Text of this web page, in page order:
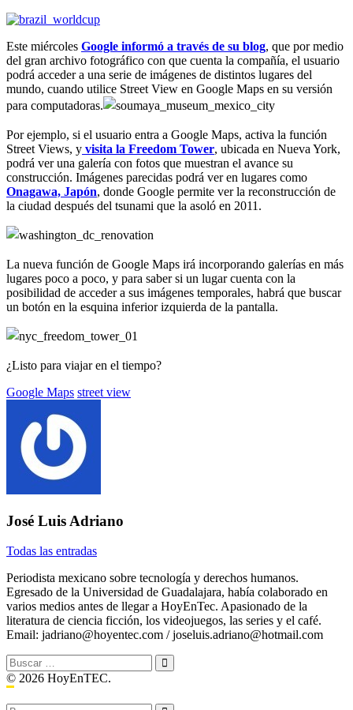
Este miércoles Google informó a través de su blog, que por medio
del gran archivo fotográfico con que cuenta la compañía, el usuario
podrá acceder a una serie de imágenes de distintos lugares del
mundo, cuando utilice Street View en Google Maps en su versión
para computadoras.
Por ejemplo, si el usuario entra a Google Maps, activa la función
Street Views, y visita la Freedom Tower, ubicada en Nueva York,
podrá ver una galería con fotos que muestran el avance su
construcción. Imágenes parecidas podrá ver en lugares como
Onagawa, Japón, donde Google permite ver la reconstrucción de
la ciudad después del tsunami que la asoló en 2011.
La nueva función de Google Maps irá incorporando galerías en más
lugares poco a poco, y para saber si un lugar cuenta con la
posibilidad de acceder a sus imágenes temporales, habrá que buscar
un botón en la esquina inferior izquierda de la pantalla.
¿Listo para viajar en el tiempo?
Etiquetado
Google Maps street view
José Luis Adriano
Todas las entradas
Periodista mexicano sobre tecnología y derechos humanos.
Egresado de la Universidad de Guadalajara, había colaborado en
varios medios antes de llegar a HoyEnTec. Apasionado de la
literatura de ciencia ficción, los videojuegos, las series y el café.
Email: jadriano@hoyentec.com / joseluis.adriano@hotmail.com
Buscar:
© 2026 HoyEnTEC.